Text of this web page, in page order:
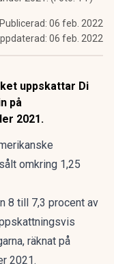
Publicerad: 06 feb. 2022
06 feb. 2022
uppskattar Di
på
2021.
omkring 1,25
8 till 7,3 procent av
räknat på
2021.